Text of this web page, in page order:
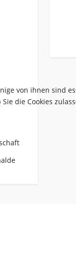
von ihnen sind
Sie die Cookies